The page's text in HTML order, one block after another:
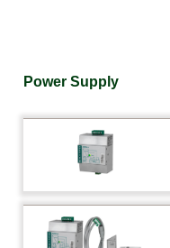
Power Supply